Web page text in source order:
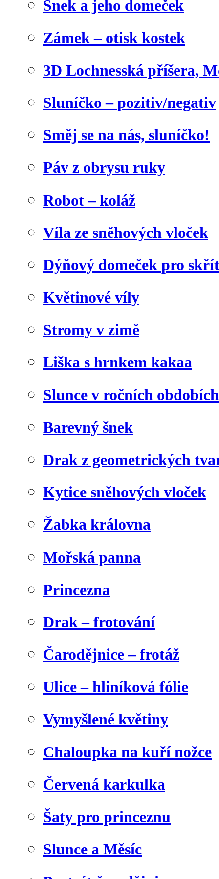
Šnek a jeho domeček
Zámek – otisk kostek
3D Lochnesská příšera,
Sluníčko – pozitiv/negativ
Směj se na nás, sluníčko!
Páv z obrysu ruky
Robot – koláž
Víla ze sněhových vloček
Dýňový domeček pro
Květinové víly
Stromy v zimě
Liška s hrnkem kakaa
Slunce v ročních obdobích
Barevný šnek
Drak z geometrických
Kytice sněhových vloček
Žabka královna
Mořská panna
Princezna
Drak – frotování
Čarodějnice – frotáž
Ulice – hliníková fólie
Vymyšlené květiny
Chaloupka na kuří nožce
Červená karkulka
Šaty pro princeznu
Slunce a Měsíc